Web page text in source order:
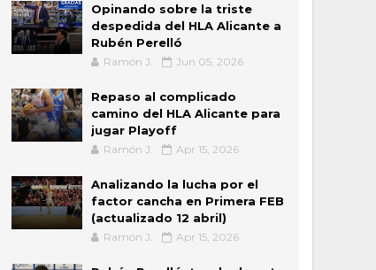
Opinando sobre la triste
despedida del HLA Alicante a
Rubén Perelló
Ramón J. Jun 05, 2026
Repaso al complicado
camino del HLA Alicante para
jugar Playoff
Ramón J. Apr 15, 2026
Analizando la lucha por el
factor cancha en Primera FEB
(actualizado 12 abril)
Ramón J. Apr 15, 2026